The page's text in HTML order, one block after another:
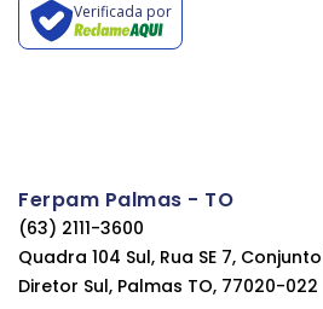
Verificada por
Ferpam Palmas - TO
(63) 2111-3600
Quadra 104 Sul, Rua SE 7,
Diretor Sul, Palmas TO, 77020-022